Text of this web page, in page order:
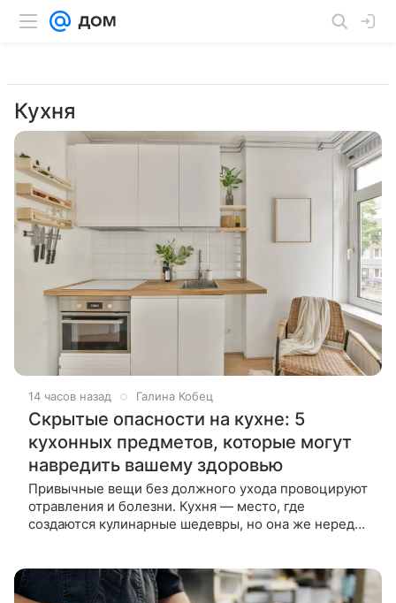
Кухня
14 часов назад Галина Кобец
Скрытые опасности на кухне: 5
кухонных предметов, которые могут
навредить вашему здоровью
Привычные вещи без должного ухода провоцируют
отравления и болезни. Кухня — место, где
создаются кулинарные шедевры, но она же нередко